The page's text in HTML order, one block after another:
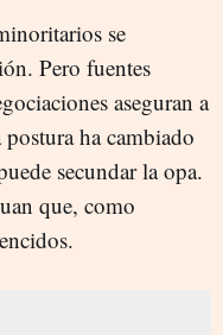
se
Pero fuentes
aseguran a
postura ha cambiado
secundar la opa.
que, como